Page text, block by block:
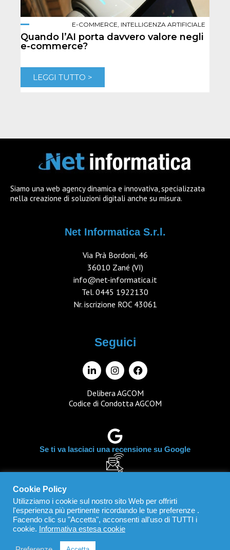
E-COMMERCE, INTELLIGENZA ARTIFICIALE
Quando l’AI porta davvero valore negli
e-commerce?
LEGGI TUTTO >
Siamo una web agency dinamica e innovativa, specializzata
nella creazione di soluzioni digitali anche su misura.
Net Informatica S.r.l.
Via Prà Bordoni, 46
36010 Zané (VI)
info@net-informatica.it
Tel. 0445 1922130
Nr. iscrizione ROC 43061
Seguici
Delibera AGCOM
Codice di Condotta AGCOM
Se ti va lasciaci una recensione su Google
IT03742880242
Cookie Policy
Utilizziamo i cookie sul nostro sito Web per offrirti
l'esperienza più pertinente ricordando le tue preferenze .
Facendo clic su "Accetta", acconsenti all'uso di TUTTI i
cookie.
Informativa estesa cookie